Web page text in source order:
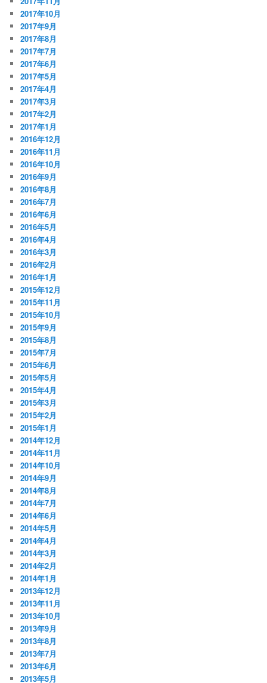
2017年10月
2017年9月
2017年8月
2017年7月
2017年6月
2017年5月
2017年4月
2017年3月
2017年2月
2017年1月
2016年12月
2016年11月
2016年10月
2016年9月
2016年8月
2016年7月
2016年6月
2016年5月
2016年4月
2016年3月
2016年2月
2016年1月
2015年12月
2015年11月
2015年10月
2015年9月
2015年8月
2015年7月
2015年6月
2015年5月
2015年4月
2015年3月
2015年2月
2015年1月
2014年12月
2014年11月
2014年10月
2014年9月
2014年8月
2014年7月
2014年6月
2014年5月
2014年4月
2014年3月
2014年2月
2014年1月
2013年12月
2013年11月
2013年10月
2013年9月
2013年8月
2013年7月
2013年6月
2013年5月